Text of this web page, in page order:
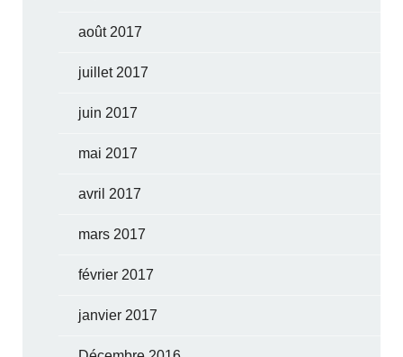
août 2017
juillet 2017
juin 2017
mai 2017
avril 2017
mars 2017
février 2017
janvier 2017